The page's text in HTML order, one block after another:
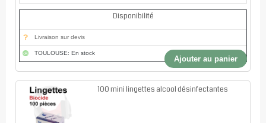
Disponibilité
Livraison sur devis
TOULOUSE: En stock
Ajouter au panier
100 mini lingettes alcool désinfectantes